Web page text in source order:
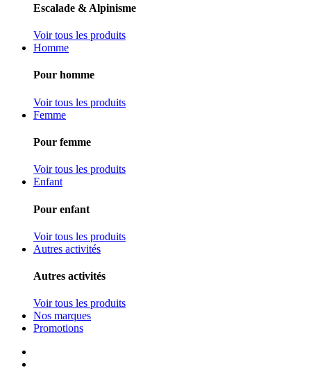
Escalade & Alpinisme
Voir tous les produits
Homme
Pour homme
Voir tous les produits
Femme
Pour femme
Voir tous les produits
Enfant
Pour enfant
Voir tous les produits
Autres activités
Autres activités
Voir tous les produits
Nos marques
Promotions